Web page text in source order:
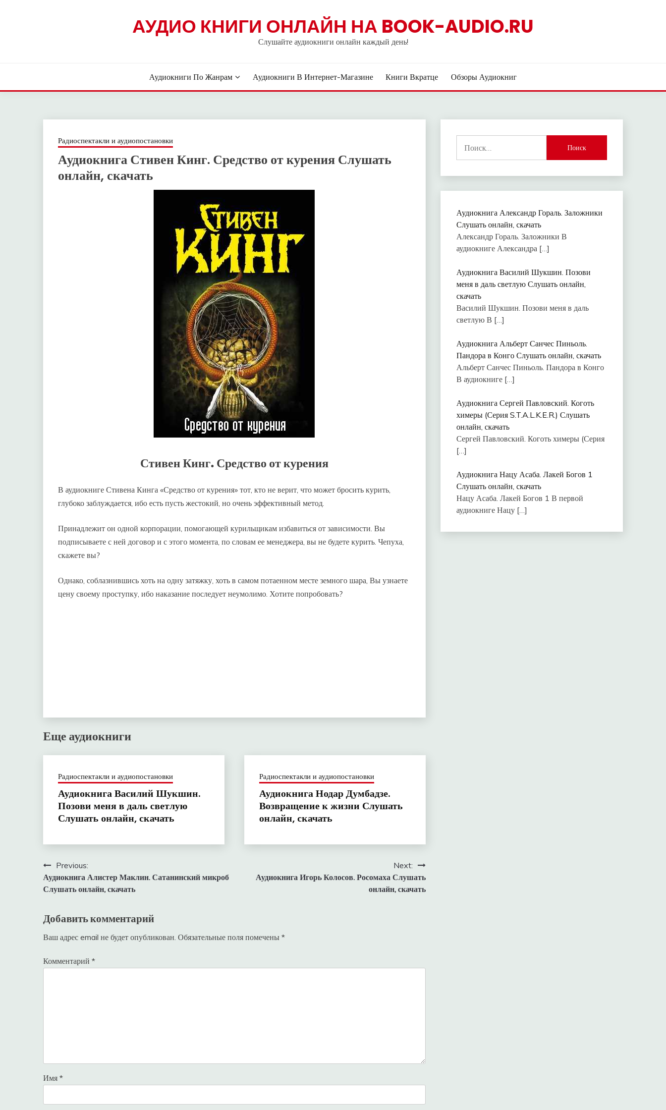
АУДИО КНИГИ ОНЛАЙН НА BOOK-AUDIO.RU
Слушайте аудиокниги онлайн каждый день!
Аудиокниги По Жанрам Аудиокниги В Интернет-Магазине Книги Вкратце Обзоры Аудиокниг
Радиоспектакли и аудиопостановки
Аудиокнига Стивен Кинг. Средство от курения Слушать
онлайн, скачать
Стивен Кинг. Средство от курения
В аудиокниге Стивена Кинга «Средство от курения» тот, кто не верит, что может бросить курить,
глубоко заблуждается, ибо есть пусть жестокий, но очень эффективный метод.
Принадлежит он одной корпорации, помогающей курильщикам избавиться от зависимости. Вы
подписываете с ней договор и с этого момента, по словам ее менеджера, вы не будете курить. Чепуха,
скажете вы?
Однако, соблазнившись хоть на одну затяжку, хоть в самом потаенном месте земного шара, Вы узнаете
цену своему проступку, ибо наказание последует неумолимо. Хотите попробовать?
Еще аудиокниги
Радиоспектакли и аудиопостановки
Аудиокнига Василий Шукшин.
Позови меня в даль светлую
Слушать онлайн, скачать
Радиоспектакли и аудиопостановки
Аудиокнига Нодар Думбадзе.
Возвращение к жизни Слушать
онлайн, скачать
Навигация
по
Previous:
Аудиокнига Алистер Маклин. Сатанинский микроб
Слушать онлайн, скачать
Next:
Аудиокнига Игорь Колосов. Росомаха Слушать
онлайн, скачать
Добавить комментарий
Ваш адрес email не будет опубликован. Обязательные поля помечены *
Комментарий *
Имя *
Аудиокнига Александр Гораль. Заложники
Слушать онлайн, скачать
Александр Гораль. Заложники В
аудиокниге Александра […]
Аудиокнига Василий Шукшин. Позови
меня в даль светлую Слушать онлайн,
скачать
Василий Шукшин. Позови меня в даль
светлую В […]
Аудиокнига Альберт Санчес Пиньоль.
Пандора в Конго Слушать онлайн, скачать
Альберт Санчес Пиньоль. Пандора в Конго
В аудиокниге […]
Аудиокнига Сергей Павловский. Коготь
химеры (Серия S.T.A.L.K.E.R.) Слушать
онлайн, скачать
Сергей Павловский. Коготь химеры (Серия
[…]
Аудиокнига Нацу Асаба. Лакей Богов 1
Слушать онлайн, скачать
Нацу Асаба. Лакей Богов 1 В первой
аудиокниге Нацу […]